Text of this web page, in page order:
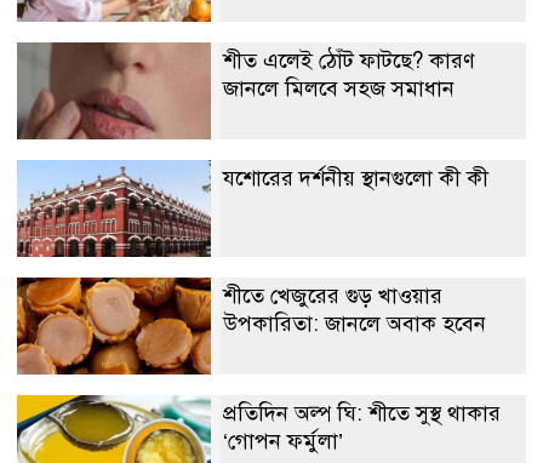
শীত এলেই ঠোঁট ফাটছে? কারণ
জানলে মিলবে সহজ সমাধান
যশোরের দর্শনীয় স্থানগুলো কী কী
শীতে খেজুরের গুড় খাওয়ার
উপকারিতা: জানলে অবাক হবেন
প্রতিদিন অল্প ঘি: শীতে সুস্থ থাকার
‘গোপন ফর্মুলা’